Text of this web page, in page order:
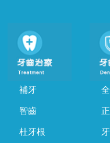
補牙
智齒
杜牙根